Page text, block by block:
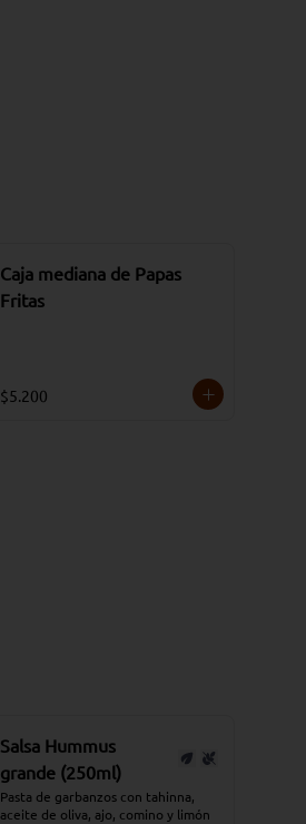
Caja mediana de Papas
Fritas
$5.200
Salsa Hummus
grande (250ml)
Pasta de garbanzos con tahinna,
aceite de oliva, ajo, comino y limón